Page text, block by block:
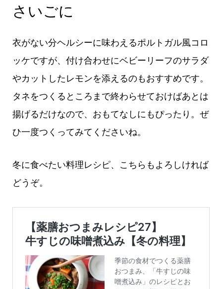
さいごに
衣がない分ヘルシーに味わえるポルトガル風コロ
ッケですが、付け合わせにベビーリーフのサラダ
やカットしたレモンを添えるのもおすすめです。
タネをつくるところまで終わらせておけばあとは
揚げるだけなので、おもてなしにもぴったり。ぜ
ひ一度つくってみてくださいね。
冬に食べたい料理レシピ、こちらもよろしければ
どうぞ。